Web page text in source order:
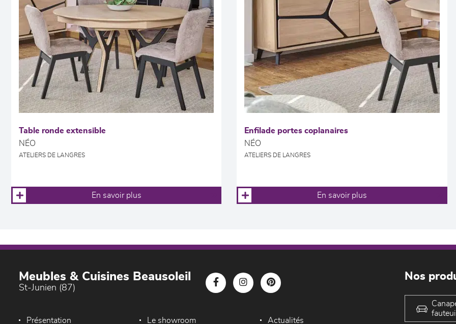
Table ronde extensible
NÉO
ATELIERS DE LANGRES
En savoir plus
Enfilade portes coplanaires
NÉO
ATELIERS DE LANGRES
En savoir plus
Meubles & Cuisines Beausoleil
St-Junien (87)
Présentation Le showroom Actualités
Nos